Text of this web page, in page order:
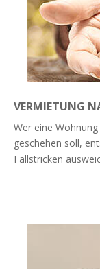
VERMIETUNG
Wer eine
geschehen soll,
Fallstricken